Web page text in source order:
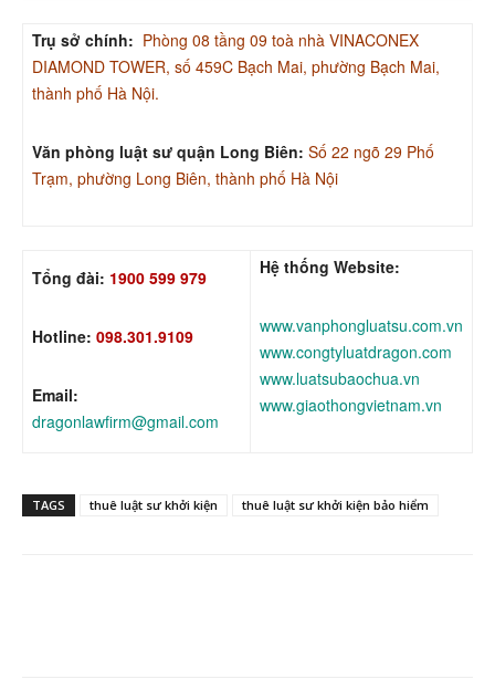
Trụ sở chính: Phòng 08 tầng 09 toà nhà VINACONEX
DIAMOND TOWER, số 459C Bạch Mai, phường Bạch Mai,
thành phố Hà Nội.
Văn phòng luật sư quận Long Biên: Số 22 ngõ 29 Phố
Trạm, phường Long Biên, thành phố Hà Nội
Tổng đài: 1900 599 979
Hotline: 098.301.9109
Email:
dragonlawfirm@gmail.com
Hệ thống Website:
www.vanphongluatsu.com.vn
www.congtyluatdragon.com
www.luatsubaochua.vn
www.giaothongvietnam.vn
TAGS thuê luật sư khởi kiện thuê luật sư khởi kiện bảo hiểm